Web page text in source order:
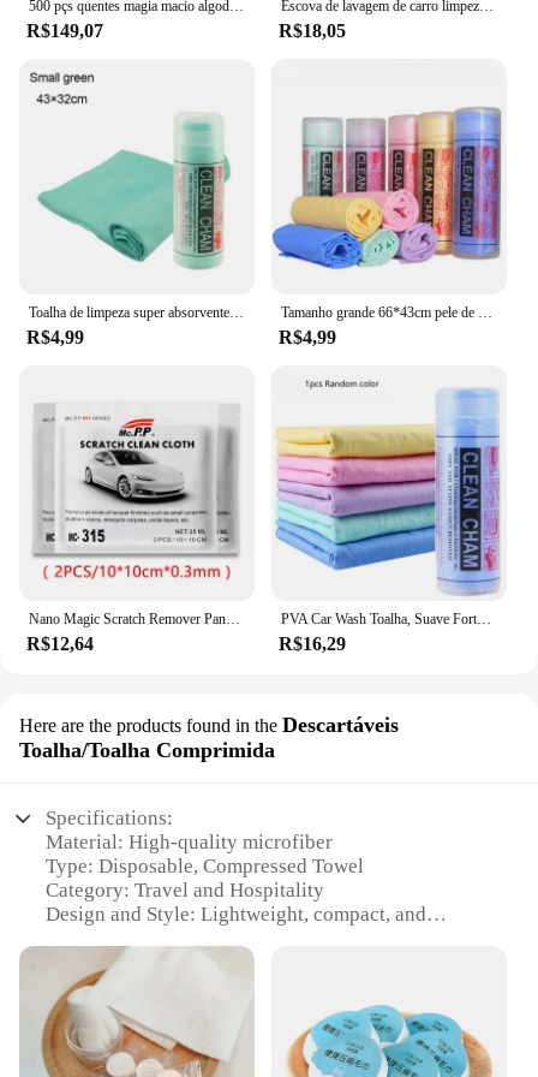
500 pçs quentes magia macio algodão descartável comprimido toalha toalhetes tablet viagem moeda tecido toalha mágica para a beleza em casa ao ar livre
R$149,07
Escova de lavagem de carro limpeza super absorvente toalha mágica cuidados com o automóvel camurça toalhas de limpeza do carro pano de lavagem
R$18,05
Toalha de limpeza super absorvente do carro, Toalhas de camurça camurça, Pano de lavagem mágica, Limpeza de escova
R$4,99
Tamanho grande 66*43cm pele de veado carro limpar suprimentos de limpeza pva toalha de pele de veado barril montado grande toalha de carro
R$4,99
Nano Magic Scratch Remover Pano, Reparação multiúso do risco, Nano pano para pintura do carro, Atualizado
R$12,64
PVA Car Wash Toalha, Suave Forte Absorvente Cleaner, Cuidados Auto Pano de Limpeza, Secagem Do Cabelo Deerskin Toalhas, Acessórios Do Carro, 43x32cm
R$16,29
Here are the products found in the Descartáveis
Toalha/Toalha Comprimida
Specifications:
Material: High-quality microfiber
Type: Disposable, Compressed Towel
Category: Travel and Hospitality
Design and Style: Lightweight, compact, and
Usage and Purpose: Ideal for hotels, resorts, and
travelers
Performance and Property: Super absorbent, quick-
drying
Parts and Accessories: Available in sets